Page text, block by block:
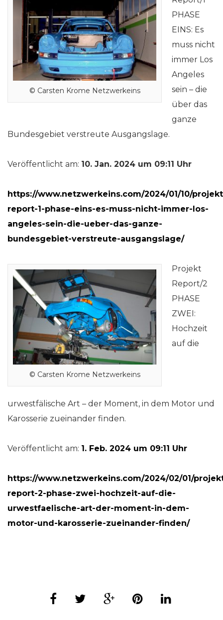
© Carsten Krome Netzwerkeins
PHASE
EINS: Es
muss nicht
immer Los
Angeles
sein – die
über das
ganze
Bundesgebiet verstreute Ausgangslage.
Veröffentlicht am: 10. Jan. 2024 um 09:11 Uhr
https://www.netzwerkeins.com/2024/01/10/
report-1-phase-eins-es-muss-nicht-immer-los-
angeles-sein-die-ueber-das-ganze-
bundesgebiet-verstreute-ausgangslage/
© Carsten Krome Netzwerkeins
Projekt
Report/2
PHASE
ZWEI:
Hochzeit
auf die
urwestfälische Art – der Moment, in dem Motor und
Karosserie zueinander finden.
Veröffentlicht am: 1. Feb. 2024 um 09:11 Uhr
https://www.netzwerkeins.com/2024/02/01/
report-2-phase-zwei-hochzeit-auf-die-
urwestfaelische-art-der-moment-in-dem-
motor-und-karosserie-zueinander-finden/